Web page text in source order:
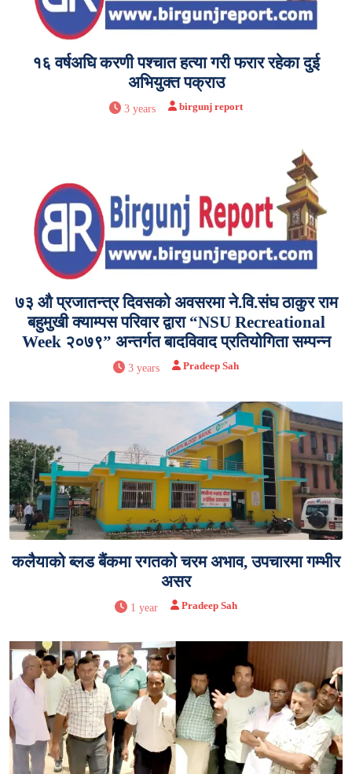
१६ वर्षअघि करणी पश्चात हत्या गरी फरार रहेका दुई
अभियुक्त पक्राउ
3 years birgunj report
७३ औ प्रजातन्त्र दिवसको अवसरमा ने.वि.संघ ठाकुर राम
बहुमुखी क्याम्पस परिवार द्वारा “NSU Recreational
Week २०७९” अन्तर्गत बादविवाद प्रतियोगिता सम्पन्न
3 years Pradeep Sah
कलैयाको ब्लड बैंकमा रगतको चरम अभाव, उपचारमा गम्भीर
असर
1 year Pradeep Sah